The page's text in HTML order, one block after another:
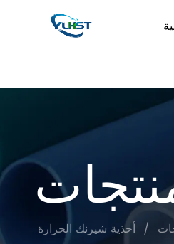
/ أحذية شيرنك الحرارة